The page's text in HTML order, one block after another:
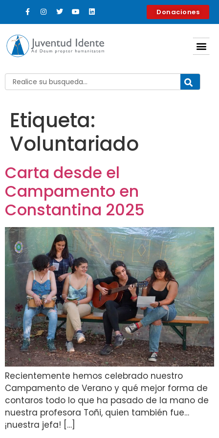
contenido Donaciones
Etiqueta:
Voluntariado
Carta desde el
Campamento en
Constantina 2025
Recientemente hemos celebrado nuestro
Campamento de Verano y qué mejor forma de
contaros todo lo que ha pasado de la mano de
nuestra profesora Toñi, quien también fue…
¡nuestra jefa! […]